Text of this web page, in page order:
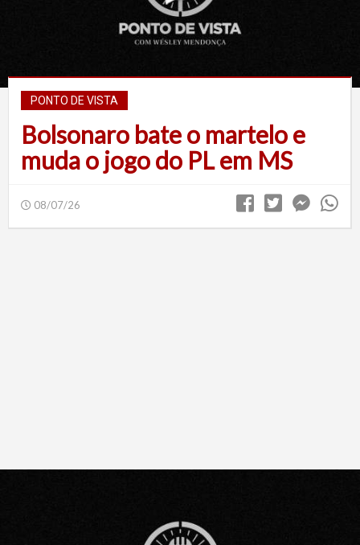
PONTO DE VISTA
Bolsonaro bate o martelo e
muda o jogo do PL em MS
08/07/26